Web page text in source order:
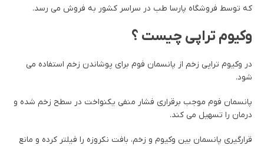
که توسط فروشگاه پارسا طب در سراسر کشور به فروش می رسد.
وکیوم تراپی چیست ؟
در وکیوم تراپی زخم از پانسمان فوم برای پوشاندن زخم استفاده می
شود.
پانسمان فوم موجب برقراری فشار منفی یکنواخت در سطح زخم شده و
درمان را تسهیل می کند.
قرارگیری پانسمان بین وکیوم و زخم، بافت نکروزه را فیلتر کرده و مانع